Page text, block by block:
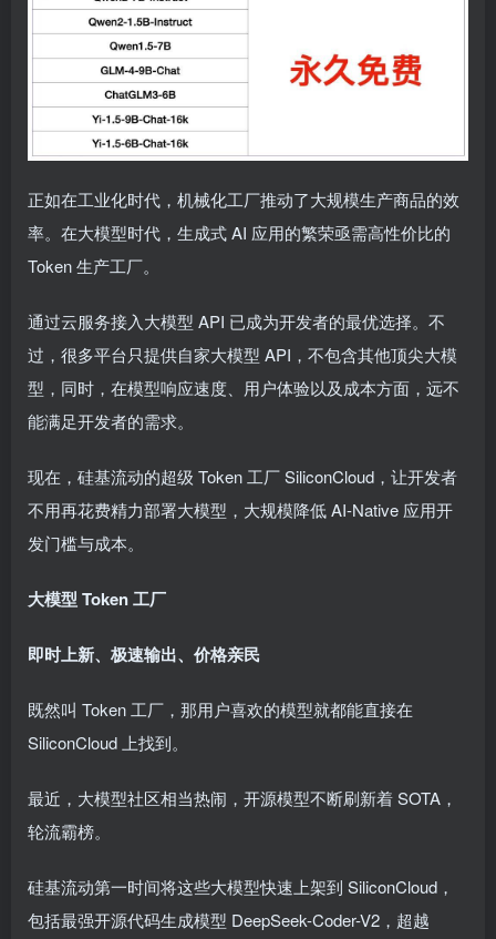
正如在工业化时代，机械化工厂推动了大规模生产商品的效
率。在大模型时代，生成式 AI 应用的繁荣亟需高性价比的
Token 生产工厂。
通过云服务接入大模型 API 已成为开发者的最优选择。不
过，很多平台只提供自家大模型 API，不包含其他顶尖大模
型，同时，在模型响应速度、用户体验以及成本方面，远不
能满足开发者的需求。
现在，硅基流动的超级 Token 工厂 SiliconCloud，让开发者
不用再花费精力部署大模型，大规模降低 AI-Native 应用开
发门槛与成本。
大模型 Token 工厂
即时上新、极速输出、价格亲民
既然叫 Token 工厂，那用户喜欢的模型就都能直接在
SiliconCloud 上找到。
最近，大模型社区相当热闹，开源模型不断刷新着 SOTA，
轮流霸榜。
硅基流动第一时间将这些大模型快速上架到 SiliconCloud，
包括最强开源代码生成模型 DeepSeek-Coder-V2，超越